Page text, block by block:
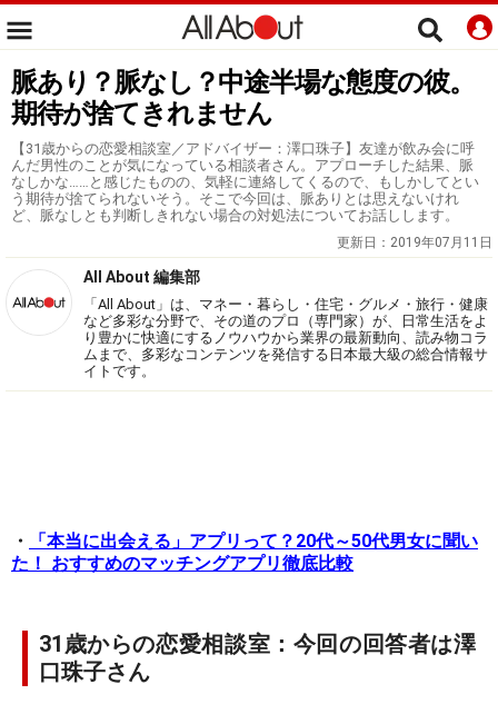
脈あり？脈なし？中途半場な態度の彼。
期待が捨てきれません
【31歳からの恋愛相談室／アドバイザー：澤口珠子】友達が飲み会に呼
んだ男性のことが気になっている相談者さん。アプローチした結果、脈
なしかな……と感じたものの、気軽に連絡してくるので、もしかしてとい
う期待が捨てられないそう。そこで今回は、脈ありとは思えないけれ
ど、脈なしとも判断しきれない場合の対処法についてお話しします。
更新日： 2019年07月11日
All About 編集部
「All About」は、マネー・暮らし・住宅・グルメ・旅行・健康
など多彩な分野で、その道のプロ（専門家）が、日常生活をよ
り豊かに快適にするノウハウから業界の最新動向、読み物コラ
ムまで、多彩なコンテンツを発信する日本最大級の総合情報サ
イトです。
・
「本当に出会える」アプリって？20代～50代男女に聞い
た！ おすすめのマッチングアプリ徹底比較
31歳からの恋愛相談室：今回の回答者は澤
口珠子さん